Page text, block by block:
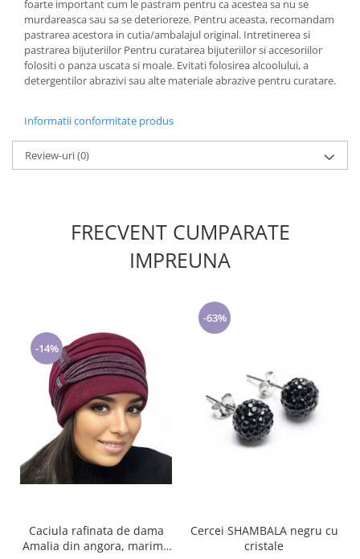
foarte important cum le pastram pentru ca acestea sa nu se
murdareasca sau sa se deterioreze. Pentru aceasta, recomandam
pastrarea acestora in cutia/ambalajul original. Intretinerea si
pastrarea bijuteriilor Pentru curatarea bijuteriilor si accesoriilor
folositi o panza uscata si moale. Evitati folosirea alcoolului, a
detergentilor abrazivi sau alte materiale abrazive pentru curatare.
Informatii conformitate produs
Review-uri(0)
FRECVENT CUMPARATE
IMPREUNA
-14%
Caciula rafinata de dama
Amalia din angora, marime
-63%
Cercei SHAMBALA negru cu
cristale